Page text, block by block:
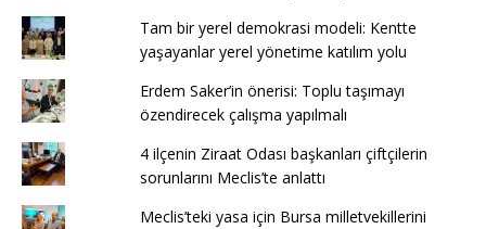
Tam bir yerel demokrasi modeli: Kentte
yaşayanlar yerel yönetime katılım yolu
Erdem Saker’in önerisi: Toplu taşımayı
özendirecek çalışma yapılmalı
4 ilçenin Ziraat Odası başkanları çiftçilerin
sorunlarını Meclis’te anlattı
Meclis’teki yasa için Bursa milletvekillerini